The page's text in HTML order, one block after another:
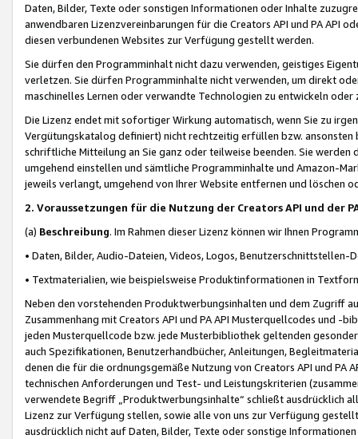
Daten, Bilder, Texte oder sonstigen Informationen oder Inhalte
anwendbaren Lizenzvereinbarungen für die Creators API und PA API
diesen verbundenen Websites zur Verfügung gestellt werden.
Sie dürfen den Programminhalt nicht dazu verwenden, geistiges
verletzen. Sie dürfen Programminhalte nicht verwenden, um direkt
maschinelles Lernen oder verwandte Technologien zu entwickeln
Die Lizenz endet mit sofortiger Wirkung automatisch, wenn Sie zu
Vergütungskatalog definiert) nicht rechtzeitig erfüllen bzw. ansonsten
schriftliche Mitteilung an Sie ganz oder teilweise beenden. Sie werden
umgehend einstellen und sämtliche Programminhalte und Amazon-
jeweils verlangt, umgehend von Ihrer Website entfernen und löschen
2. Voraussetzungen für die Nutzung der Creators API und der
(a) Beschreibung. Im Rahmen dieser Lizenz können wir Ihnen
• Daten, Bilder, Audio-Dateien, Videos, Logos, Benutzerschnittstellen-
• Textmaterialien, wie beispielsweise Produktinformationen in
Neben den vorstehenden Produktwerbungsinhalten und dem Zugriff
Zusammenhang mit Creators API und PA API Musterquellcodes und
jeden Musterquellcode bzw. jede Musterbibliothek geltenden
auch Spezifikationen, Benutzerhandbücher, Anleitungen,
denen die für die ordnungsgemäße Nutzung von Creators API und PA
technischen Anforderungen und Test- und Leistungskriterien
verwendete Begriff „Produktwerbungsinhalte“ schließt ausdrücklich
Lizenz zur Verfügung stellen, sowie alle von uns zur Verfügung
ausdrücklich nicht auf Daten, Bilder, Texte oder sonstige